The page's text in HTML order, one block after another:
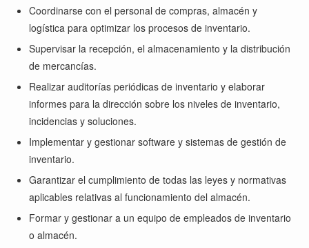
Coordinarse con el personal de compras, almacén y
logística para optimizar los procesos de inventario.
Supervisar la recepción, el almacenamiento y la distribución
de mercancías.
Realizar auditorías periódicas de inventario y elaborar
informes para la dirección sobre los niveles de inventario,
incidencias y soluciones.
Implementar y gestionar software y sistemas de gestión de
inventario.
Garantizar el cumplimiento de todas las leyes y normativas
aplicables relativas al funcionamiento del almacén.
Formar y gestionar a un equipo de empleados de inventario
o almacén.